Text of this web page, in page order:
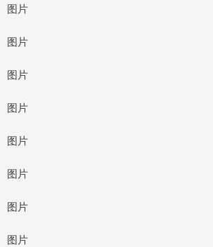
图片
图片
图片
图片
图片
图片
图片
图片